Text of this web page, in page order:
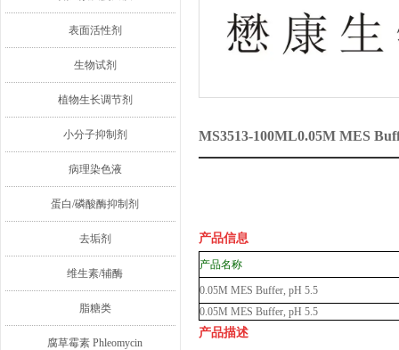
表面活性剂
生物试剂
植物生长调节剂
小分子抑制剂
病理染色液
蛋白/磷酸酶抑制剂
去垢剂
维生素/辅酶
脂糖类
腐草霉素 Phleomycin
MS3513-100ML0.05M MES
产品信息
产品名称
0.05M MES Buffer, pH 5.5
0.05M MES Buffer, pH 5.5
产品描述